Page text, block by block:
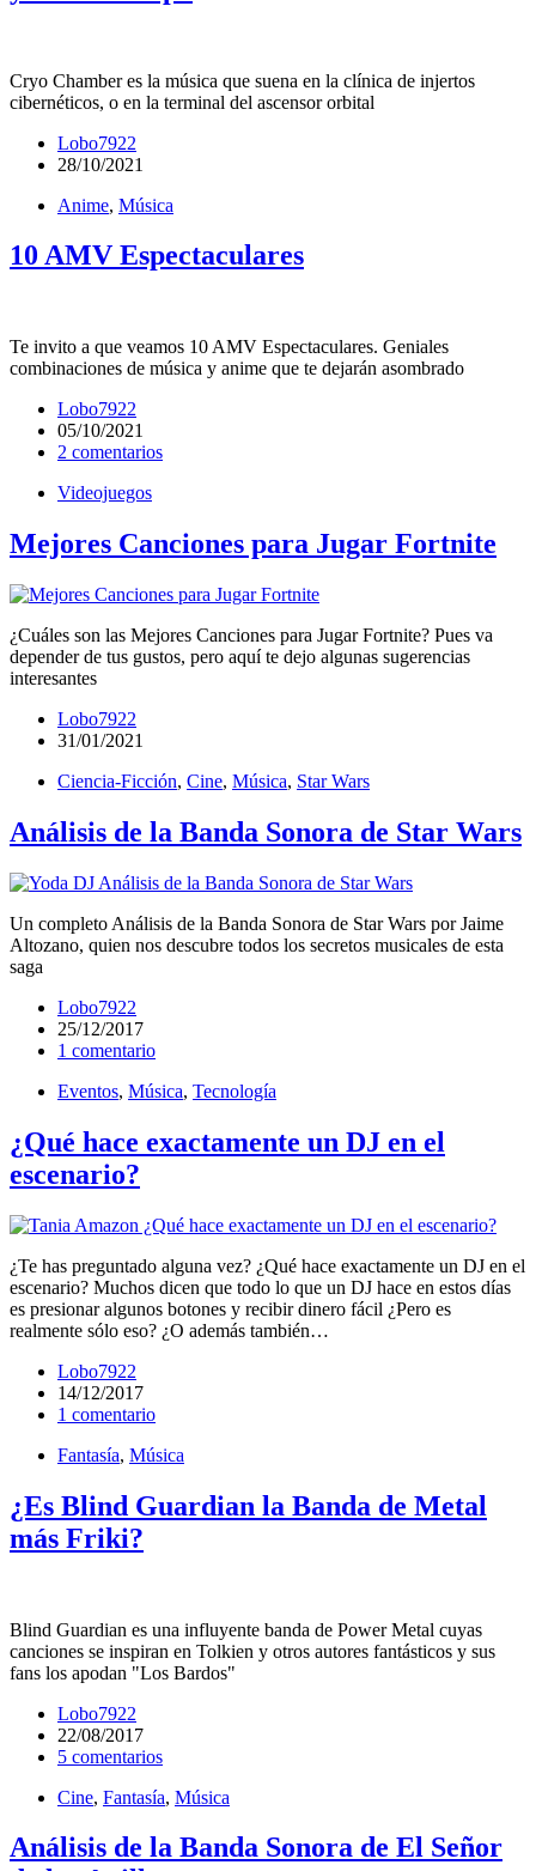
Cryo Chamber es la música que suena en la clínica de injertos
cibernéticos, o en la terminal del ascensor orbital
Lobo7922
28/10/2021
Anime, Música
10 AMV Espectaculares
Te invito a que veamos 10 AMV Espectaculares. Geniales
combinaciones de música y anime que te dejarán asombrado
Lobo7922
05/10/2021
2 comentarios
Videojuegos
Mejores Canciones para Jugar Fortnite
¿Cuáles son las Mejores Canciones para Jugar Fortnite? Pues va
depender de tus gustos, pero aquí te dejo algunas sugerencias
interesantes
Lobo7922
31/01/2021
Ciencia-Ficción, Cine, Música, Star Wars
Análisis de la Banda Sonora de Star Wars
Un completo Análisis de la Banda Sonora de Star Wars por Jaime
Altozano, quien nos descubre todos los secretos musicales de esta
saga
Lobo7922
25/12/2017
1 comentario
Eventos, Música, Tecnología
¿Qué hace exactamente un DJ en el
escenario?
¿Te has preguntado alguna vez? ¿Qué hace exactamente un DJ en el
escenario? Muchos dicen que todo lo que un DJ hace en estos días
es presionar algunos botones y recibir dinero fácil ¿Pero es
realmente sólo eso? ¿O además también…
Lobo7922
14/12/2017
1 comentario
Fantasía, Música
¿Es Blind Guardian la Banda de Metal
más Friki?
Blind Guardian es una influyente banda de Power Metal cuyas
canciones se inspiran en Tolkien y otros autores fantásticos y sus
fans los apodan "Los Bardos"
Lobo7922
22/08/2017
5 comentarios
Cine, Fantasía, Música
Análisis de la Banda Sonora de El Señor